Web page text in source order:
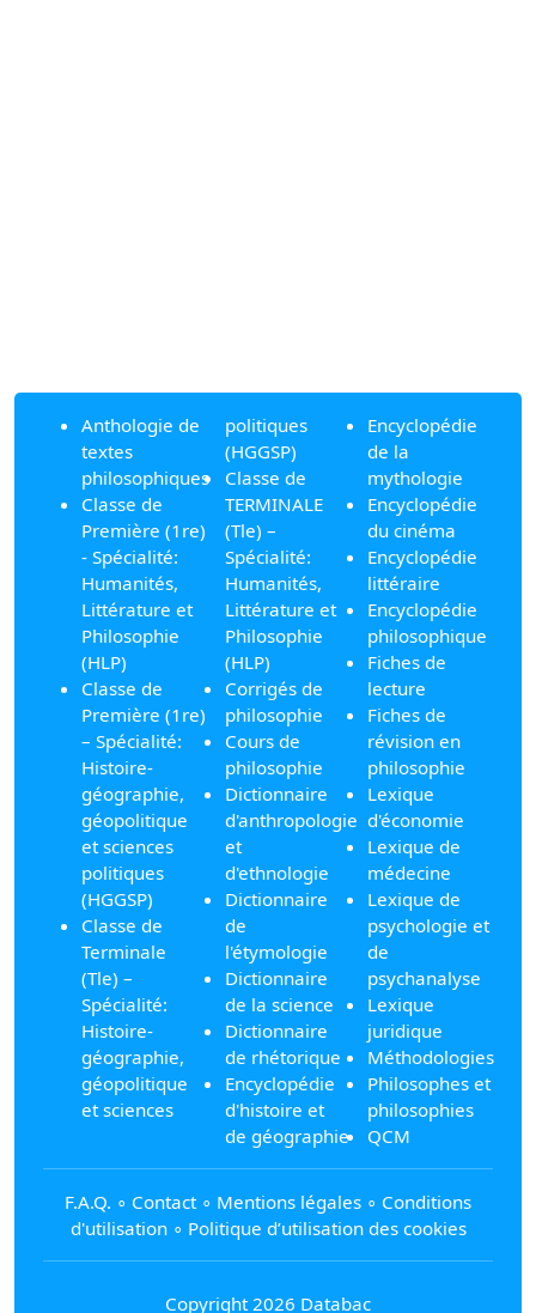
Anthologie de
textes
philosophiques
Classe de
Première (1re)
- Spécialité:
Humanités,
Littérature et
Philosophie
(HLP)
Classe de
Première (1re)
– Spécialité:
Histoire-
géographie,
géopolitique
et sciences
politiques
(HGGSP)
Classe de
Terminale
(Tle) –
Spécialité:
Histoire-
géographie,
géopolitique
et sciences
politiques
(HGGSP)
Classe de
TERMINALE
(Tle) –
Spécialité:
Humanités,
Littérature et
Philosophie
(HLP)
Corrigés de
philosophie
Cours de
philosophie
Dictionnaire
d'anthropologie
et
d'ethnologie
Dictionnaire
de
l'étymologie
Dictionnaire
de la science
Dictionnaire
de rhétorique
Encyclopédie
d'histoire et
de géographie
Encyclopédie
de la
mythologie
Encyclopédie
du cinéma
Encyclopédie
littéraire
Encyclopédie
philosophique
Fiches de
lecture
Fiches de
révision en
philosophie
Lexique
d'économie
Lexique de
médecine
Lexique de
psychologie et
de
psychanalyse
Lexique
juridique
Méthodologies
Philosophes et
philosophies
QCM
F.A.Q. ∘ Contact ∘ Mentions légales ∘ Conditions
d'utilisation∘ Politique d’utilisation des cookies
Copyright 2026 Databac